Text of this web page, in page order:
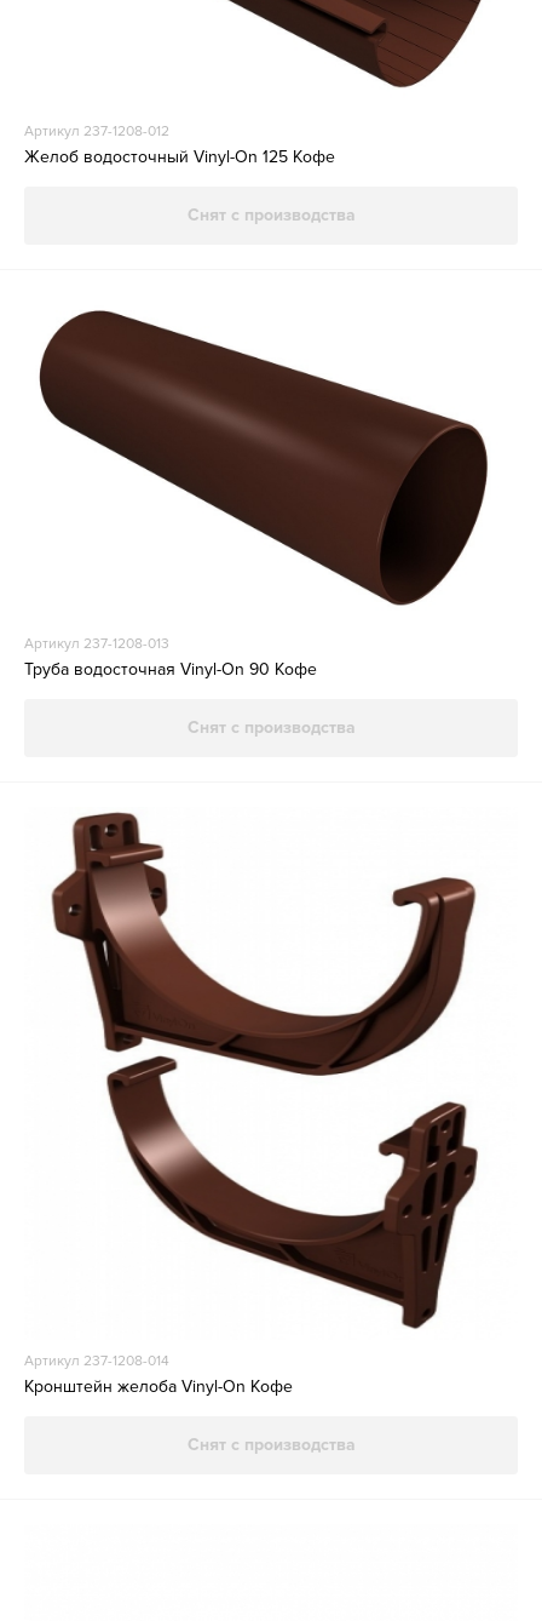
Артикул 237-1208-012
Желоб водосточный Vinyl-On 125 Кофе
Снят с производства
Артикул 237-1208-013
Труба водосточная Vinyl-On 90 Кофе
Снят с производства
Артикул 237-1208-014
Кронштейн желоба Vinyl-On Кофе
Снят с производства